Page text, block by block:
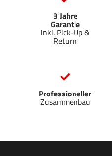
3 Jahre
Garantie
inkl. Pick-Up &
Return
Professioneller
Zusammenbau